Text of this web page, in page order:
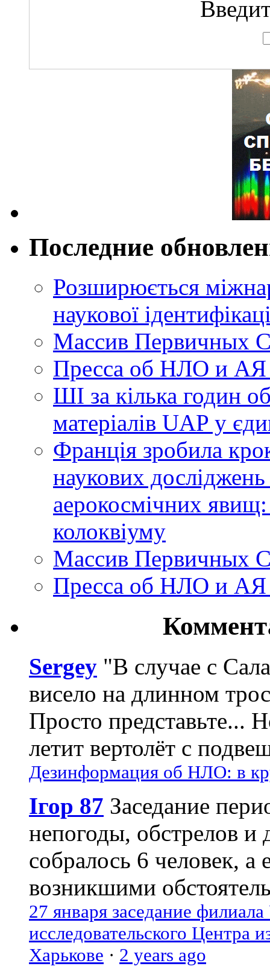
Последние
Розширюється
наукової
Массив Первичных
Пресса об НЛО и
ШІ за кілька годин
матеріалів UAP у
Франція зробила
наукових
аерокосмічних
колоквіуму
Массив Первичных
Пресса об НЛО и
Sergey "В случае с
висело на длинном
Просто представьте...
летит вертолёт с
Дезинформация об НЛО: в
Ігор 87 Заседание
непогоды, обстрелов и
собралось 6 человек, а
возникшими
27 января заседание
исследовательского Центра
Харькове · 2 years ago